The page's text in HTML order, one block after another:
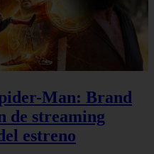
Man: Brand
de streaming
estreno